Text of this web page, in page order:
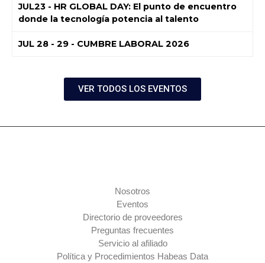
JUL23 - HR GLOBAL DAY: El punto de encuentro
donde la tecnología potencia al talento
JUL 28 - 29 - CUMBRE LABORAL 2026
VER TODOS LOS EVENTOS
Nosotros
Eventos
Directorio de proveedores
Preguntas frecuentes
Servicio al afiliado
Política y Procedimientos Habeas Data